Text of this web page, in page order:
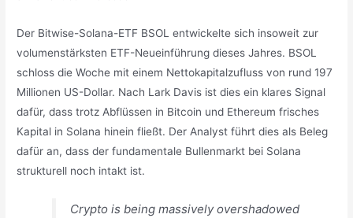
Der Bitwise-Solana-ETF BSOL entwickelte sich insoweit zur
volumenstärksten ETF-Neueinführung dieses Jahres. BSOL
schloss die Woche mit einem Nettokapitalzufluss von rund 197
Millionen US-Dollar. Nach Lark Davis ist dies ein klares Signal
dafür, dass trotz Abflüssen in Bitcoin und Ethereum frisches
Kapital in Solana hinein fließt. Der Analyst führt dies als Beleg
dafür an, dass der fundamentale Bullenmarkt bei Solana
strukturell noch intakt ist.
Crypto is being massively overshadowed